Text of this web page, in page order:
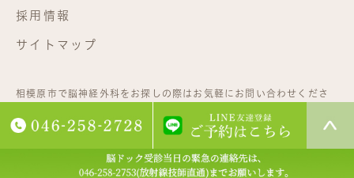
採用情報
サイトマップ
相模原市で脳神経外科をお探しの際はお気軽にお問い合わせくださ